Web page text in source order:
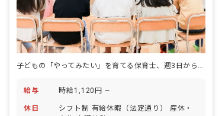
子どもの「やってみたい」を育てる保育士、週3日から活躍できます
給与 時給1,120円 ~
休日
シフト制 有給休暇（法定通り） 産休・